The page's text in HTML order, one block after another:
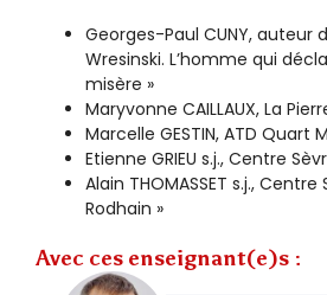
Georges-Paul CUNY, auteur
Wresinski. L’homme qui
misère »
Maryvonne CAILLAUX, La
Marcelle GESTIN, ATD Quart
Etienne GRIEU s.j., Centre
Alain THOMASSET s.j.,
Rodhain »
Avec ces enseignant(e)s :